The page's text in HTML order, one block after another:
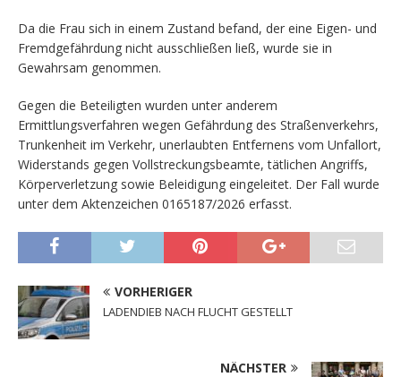
Da die Frau sich in einem Zustand befand, der eine Eigen- und
Fremdgefährdung nicht ausschließen ließ, wurde sie in
Gewahrsam genommen.
Gegen die Beteiligten wurden unter anderem
Ermittlungsverfahren wegen Gefährdung des Straßenverkehrs,
Trunkenheit im Verkehr, unerlaubten Entfernens vom Unfallort,
Widerstands gegen Vollstreckungsbeamte, tätlichen Angriffs,
Körperverletzung sowie Beleidigung eingeleitet. Der Fall wurde
unter dem Aktenzeichen 0165187/2026 erfasst.
VORHERIGER
LADENDIEB NACH FLUCHT GESTELLT
NÄCHSTER